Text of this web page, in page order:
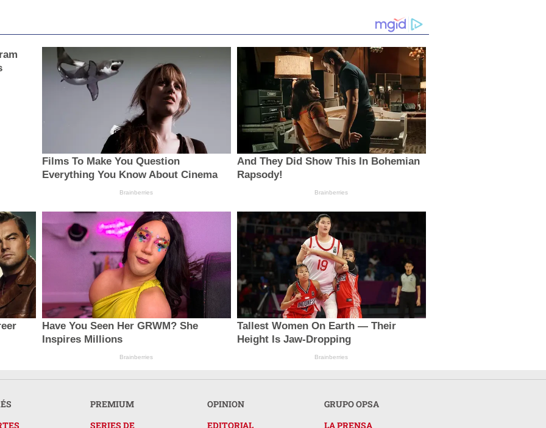
Films To Make You Question
Everything You Know About Cinema
Brainberries
And They Did Show This In Bohemian
Rapsody!
Brainberries
Have You Seen Her GRWM? She
Inspires Millions
Brainberries
Tallest Women On Earth — Their
Height Is Jaw-Dropping
Brainberries
PREMIUM
SERIES DE
OPINION
EDITORIAL
GRUPO OPSA
LA PRENSA